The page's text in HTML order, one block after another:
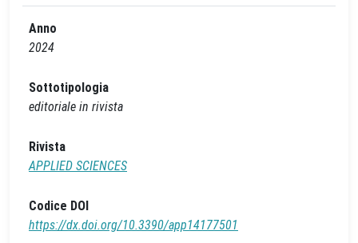
Anno
2024
Sottotipologia
editoriale in rivista
Rivista
APPLIED SCIENCES
Codice DOI
https://dx.doi.org/10.3390/app14177501